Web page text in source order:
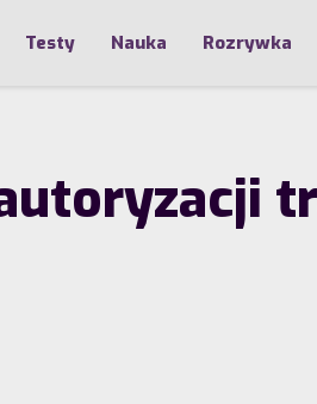
Testy Nauka Rozrywka